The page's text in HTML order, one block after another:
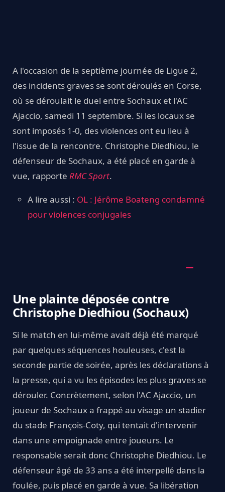
A l'occasion de la septième journée de Ligue 2,
des incidents graves se sont déroulés en Corse,
où se déroulait le duel entre Sochaux et l'AC
Ajaccio, samedi 11 septembre. Si les locaux se
sont imposés 1-0, des violences ont eu lieu à
l'issue de la rencontre. Christophe Diedhiou, le
défenseur de Sochaux, a été placé en garde à
vue, rapporte RMC Sport.
A lire aussi : OL : Jérôme Boateng condamné
pour violences conjugales
Une plainte déposée contre
Christophe Diedhiou (Sochaux)
Si le match en lui-même avait déjà été marqué
par quelques séquences houleuses, c'est la
seconde partie de soirée, après les déclarations à
la presse, qui a vu les épisodes les plus graves se
dérouler. Concrètement, selon l'AC Ajaccio, un
joueur de Sochaux a frappé au visage un stadier
du stade François-Coty, qui tentait d'intervenir
dans une empoignade entre joueurs. Le
responsable serait donc Christophe Diedhiou. Le
défenseur âgé de 33 ans a été interpellé dans la
foulée, puis placé en garde à vue. Sa libération